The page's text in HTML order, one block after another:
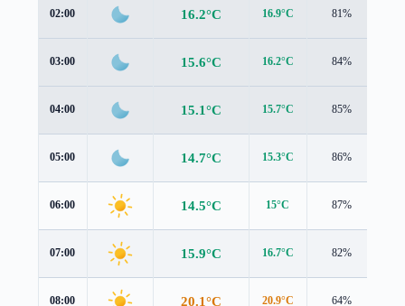
02:00 16.2°C 16.9°C 81%
03:00 15.6°C 16.2°C 84%
04:00 15.1°C 15.7°C 85%
05:00 14.7°C 15.3°C 86%
06:00 14.5°C 15°C 87%
07:00 15.9°C 16.7°C 82%
08:00 20.1°C 20.9°C 64%